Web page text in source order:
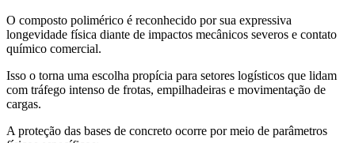
O composto polimérico é reconhecido por sua expressiva
longevidade física diante de impactos mecânicos severos e contato
químico comercial.
Isso o torna uma escolha propícia para setores logísticos que lidam
com tráfego intenso de frotas, empilhadeiras e movimentação de
cargas.
A proteção das bases de concreto ocorre por meio de parâmetros